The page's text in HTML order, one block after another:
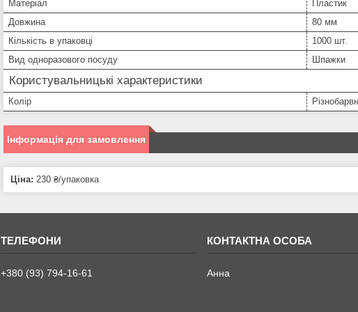
Матеріал
Пластик
Довжина
80 мм
Кількість в упаковці
1000 шт.
Вид одноразового посуду
Шпажки
Користувальницькі характеристики
Колір
Інформація для замовлення
Ціна: 230 ₴/упаковка
+380 (93) 794-16-61 Анна